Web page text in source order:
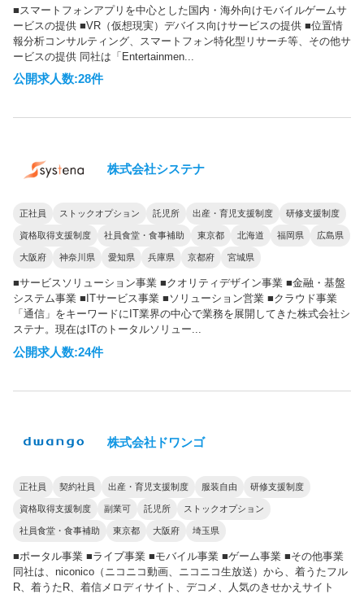
■スマートフォンアプリを中心とした国内・海外向けモバイルゲームサ
ービスの提供 ■VR（仮想現実）デバイス向けサービスの提供 ■位置情
報分析コンサルティング、スマートフォン特化型リサーチ等、その他サ
ービスの提供 同社は「Entertainmen...
公開求人数:28件
株式会社システナ
正社員 ストックオプション 託児所 出産・育児支援制度 研修支援制度
資格取得支援制度 社員食堂・食事補助 東京都 北海道 福岡県 広島県
大阪府 神奈川県 愛知県 兵庫県 京都府 宮城県
■サービスソリューション事業 ■クオリティデザイン事業 ■金融・基盤
システム事業 ■ITサービス事業 ■ソリューション営業 ■クラウド事業
「通信」をキーワードにIT業界の中心で業務を展開してきた株式会社シ
ステナ。現在はITのトータルソリュー...
公開求人数:24件
株式会社ドワンゴ
正社員 契約社員 出産・育児支援制度 服装自由 研修支援制度
資格取得支援制度 副業可 託児所 ストックオプション
社員食堂・食事補助 東京都 大阪府 埼玉県
■ポータル事業 ■ライブ事業 ■モバイル事業 ■ゲーム事業 ■その他事業
同社は、niconico（ニコニコ動画、ニコニコ生放送）から、着うたフル
R、着うたR、着信メロディサイト、デコメ、人気のきせかえサイト